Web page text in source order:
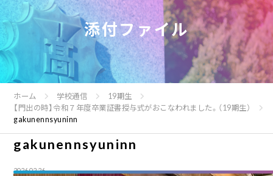
添付ファイル
ホーム 学校通信
19期生
【門出の時】令和７年度卒業証書授与式がおこなわれました。（19期生）
gakunennsyuninn
gakunennsyuninn
2026.02.26